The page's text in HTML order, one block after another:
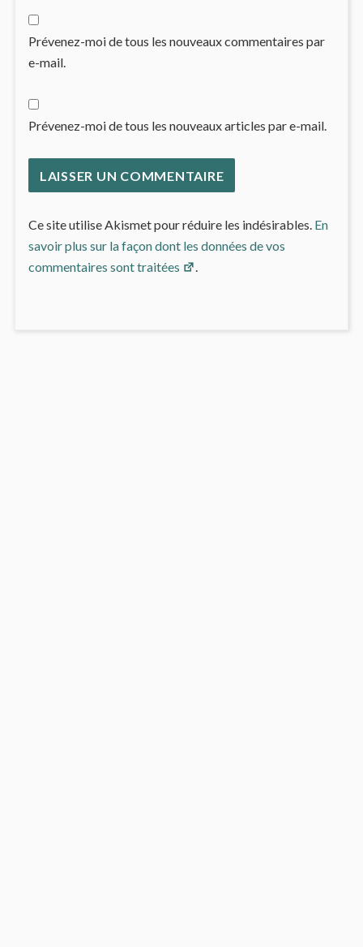
Prévenez-moi de tous les nouveaux commentaires par
e-mail.
Prévenez-moi de tous les nouveaux articles par e-mail.
Ce site utilise Akismet pour réduire les indésirables. En
savoir plus sur la façon dont les données de vos
commentaires sont traitées